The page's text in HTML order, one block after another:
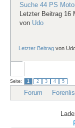
Suche 44 PS
Letzter Beitrag 16
von Udo
Letzter Beitrag von
Seite: 1 2 3 4 5
Forum